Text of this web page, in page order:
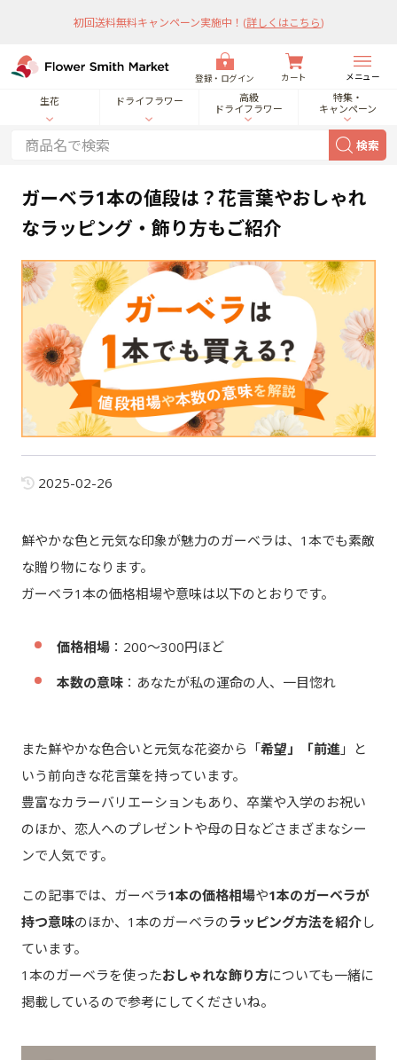
初回送料無料キャンペーン実施中！ (詳しくはこちら)
登録・ログイン カート メニュー
生花 ドライフラワー
高級
ドライフラワー
特集・
キャンペーン
検索
ガーベラ1本の値段は？花言葉やおしゃれ
なラッピング・飾り方もご紹介
2025-02-26
鮮やかな色と元気な印象が魅力のガーベラは、1本でも素敵
な贈り物になります。
ガーベラ1本の価格相場や意味は以下のとおりです。
価格相場：200～300円ほど
本数の意味：あなたが私の運命の人、一目惚れ
また鮮やかな色合いと元気な花姿から「希望」「前進」と
いう前向きな花言葉を持っています。
豊富なカラーバリエーションもあり、卒業や入学のお祝い
のほか、恋人へのプレゼントや母の日などさまざまなシー
ンで人気です。
この記事では、ガーベラ1本の価格相場や1本のガーベラが
持つ意味のほか、1本のガーベラのラッピング方法を紹介し
ています。
1本のガーベラを使ったおしゃれな飾り方についても一緒に
掲載しているので参考にしてくださいね。